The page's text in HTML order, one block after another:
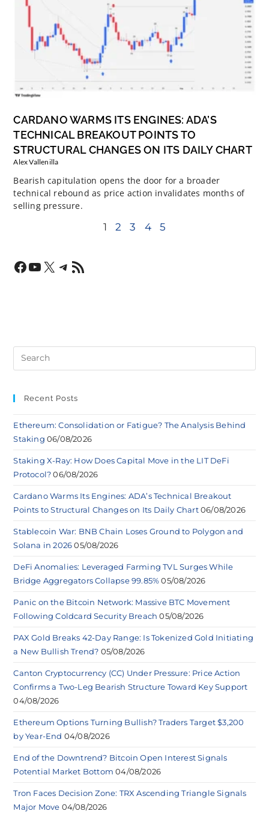
CARDANO WARMS ITS ENGINES: ADA’S
TECHNICAL BREAKOUT POINTS TO
STRUCTURAL CHANGES ON ITS DAILY CHART
Alex Vallenilla
Bearish capitulation opens the door for a broader
technical rebound as price action invalidates months of
selling pressure.
1 2 3 4 5
Recent Posts
Ethereum: Consolidation or Fatigue? The Analysis Behind
Staking 06/08/2026
Staking X-Ray: How Does Capital Move in the LIT DeFi
Protocol? 06/08/2026
Cardano Warms Its Engines: ADA’s Technical Breakout
Points to Structural Changes on Its Daily Chart 06/08/2026
Stablecoin War: BNB Chain Loses Ground to Polygon and
Solana in 2026 05/08/2026
DeFi Anomalies: Leveraged Farming TVL Surges While
Bridge Aggregators Collapse 99.85% 05/08/2026
Panic on the Bitcoin Network: Massive BTC Movement
Following Coldcard Security Breach 05/08/2026
PAX Gold Breaks 42-Day Range: Is Tokenized Gold Initiating
a New Bullish Trend? 05/08/2026
Canton Cryptocurrency (CC) Under Pressure: Price Action
Confirms a Two-Leg Bearish Structure Toward Key Support
04/08/2026
Ethereum Options Turning Bullish? Traders Target $3,200
by Year-End 04/08/2026
End of the Downtrend? Bitcoin Open Interest Signals
Potential Market Bottom 04/08/2026
Tron Faces Decision Zone: TRX Ascending Triangle Signals
Major Move 04/08/2026